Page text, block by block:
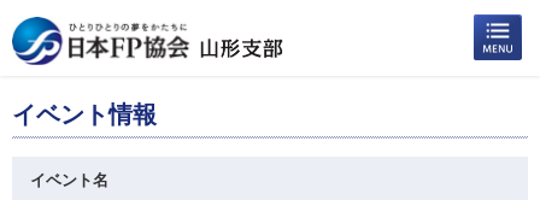
イベント情報
イベント名